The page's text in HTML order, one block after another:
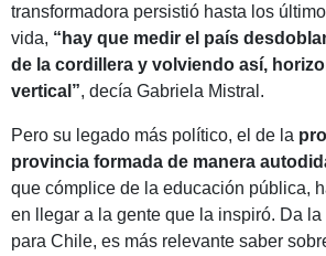
transformadora persistió hasta los
vida, “hay que medir el país
de la cordillera y volviendo así,
vertical”, decía Gabriela Mistral.
Pero su legado más político, el de la
provincia formada de manera
que cómplice de la educación pública,
en llegar a la gente que la inspiró. Da
para Chile, es más relevante saber